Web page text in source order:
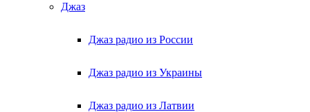
Джаз
Джаз радио из России
Джаз радио из Украины
Джаз радио из Латвии